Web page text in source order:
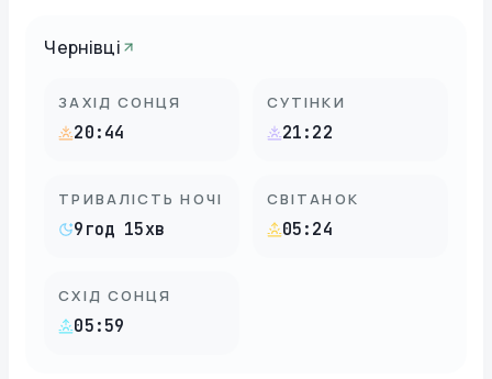
Чернівці
ЗАХІД СОНЦЯ
20:44
СУТІНКИ
21:22
ТРИВАЛІСТЬ НОЧІ
9год 15хв
СВІТАНОК
05:24
СХІД СОНЦЯ
05:59